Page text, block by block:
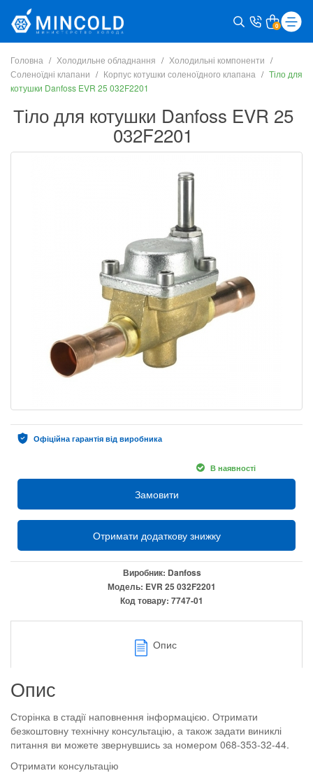
0
Головна Холодильне обладнання
Холодильні компоненти
Соленоїдні клапани
Корпус котушки соленоїдного клапана
Тіло для
котушки Danfoss EVR 25 032F2201
Тіло для котушки Danfoss EVR 25
032F2201
Офіційна гарантія від виробника
В наявності
Замовити
Отримати додаткову знижку
Виробник: Danfoss
Модель: EVR 25 032F2201
Код товару: 7747-01
Опис
Опис
Сторінка в стадії наповнення інформацією. Отримати
безкоштовну технічну консультацію, а також задати виниклі
питання ви можете звернувшись за номером 068-353-32-44.
Отримати консультацію